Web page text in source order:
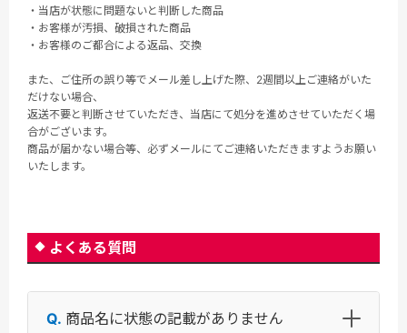
・当店が状態に問題ないと判断した商品
・お客様が汚損、破損された商品
・お客様のご都合による返品、交換
また、ご住所の誤り等でメール差し上げた際、2週間以上ご連絡がいた
だけない場合、
返送不要と判断させていただき、当店にて処分を進めさせていただく場
合がございます。
商品が届かない場合等、必ずメールにてご連絡いただきますようお願い
いたします。
よくある質問
商品名に状態の記載がありません